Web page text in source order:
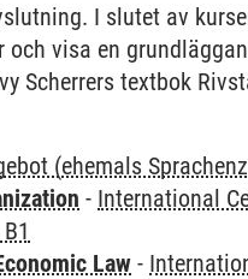
I slutet av
visa en
Scherrers textbok
(ehemals
- International
Law -